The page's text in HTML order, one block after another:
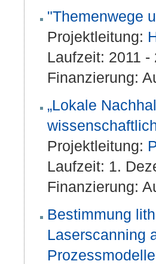
"Themenwege
Projektleitung:
Laufzeit: 2011
Finanzierung:
„Lokale
Projektleitung:
Laufzeit: 1.
Finanzierung:
Bestimmung
Laserscanning